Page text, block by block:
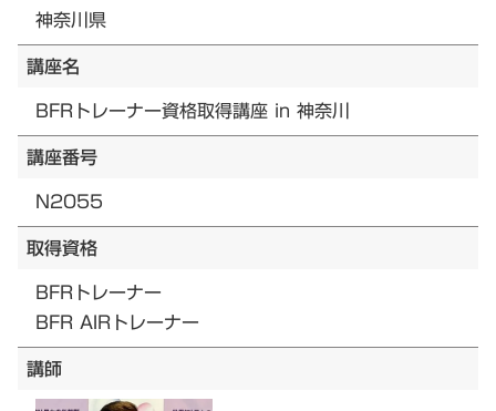
神奈川県
講座名
BFRトレーナー資格取得講座 in 神奈川
講座番号
N2055
取得資格
BFRトレーナー
BFR AIRトレーナー
講師